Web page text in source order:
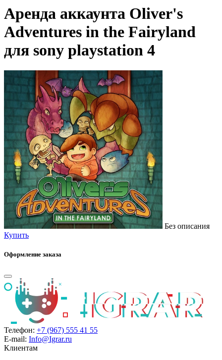
Аренда аккаунта Oliver's
Adventures in the Fairyland
для sony playstation 4
Без описания
Купить
Оформление заказа
Телефон: +7 (967) 555 41 55
E-mail: Info@Igrar.ru
Клиентам